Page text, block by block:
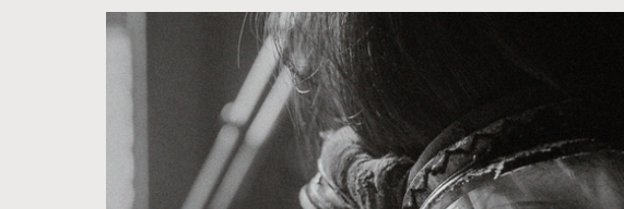
カテゴリーから探す タグから探す
最新達成プ